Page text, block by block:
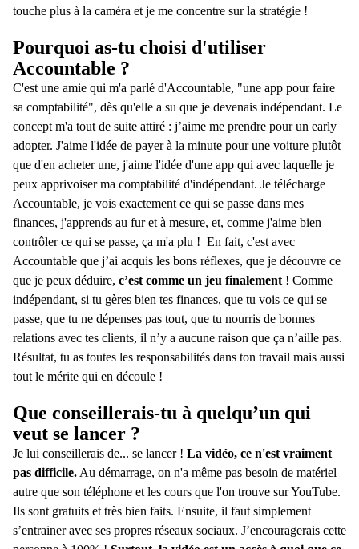
touche plus à la caméra et je me concentre sur la stratégie !
Pourquoi as-tu choisi d'utiliser
Accountable ?
C'est une amie qui m'a parlé d'Accountable, "une app pour faire
sa comptabilité", dès qu'elle a su que je devenais indépendant. Le
concept m'a tout de suite attiré : j’aime me prendre pour un early
adopter. J'aime l'idée de payer à la minute pour une voiture plutôt
que d'en acheter une, j'aime l'idée d'une app qui avec laquelle je
peux apprivoiser ma comptabilité d'indépendant. Je télécharge
Accountable, je vois exactement ce qui se passe dans mes
finances, j'apprends au fur et à mesure, et, comme j'aime bien
contrôler ce qui se passe, ça m'a plu ! En fait, c'est avec
Accountable que j’ai acquis les bons réflexes, que je découvre ce
que je peux déduire, c’est comme un jeu finalement ! Comme
indépendant, si tu gères bien tes finances, que tu vois ce qui se
passe, que tu ne dépenses pas tout, que tu nourris de bonnes
relations avec tes clients, il n’y a aucune raison que ça n’aille pas.
Résultat, tu as toutes les responsabilités dans ton travail mais aussi
tout le mérite qui en découle !
Que conseillerais-tu à quelqu’un qui
veut se lancer ?
Je lui conseillerais de... se lancer ! La vidéo, ce n'est vraiment
pas difficile. Au démarrage, on n'a même pas besoin de matériel
autre que son téléphone et les cours que l'on trouve sur YouTube.
Ils sont gratuits et très bien faits. Ensuite, il faut simplement
s’entrainer avec ses propres réseaux sociaux. J’encouragerais cette